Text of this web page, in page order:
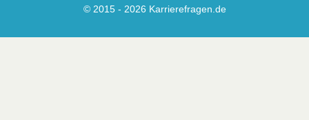
© 2015 - 2026 Karrierefragen.de